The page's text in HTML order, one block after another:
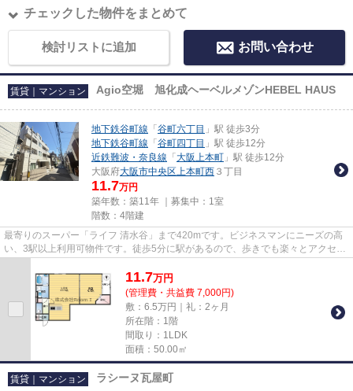
チェックした物件をまとめて
検討リストに追加 お問い合わせ
賃貸｜マンション Agio空堀 旭化成ヘーベルメゾンHEBEL HAUS
地下鉄谷町線 「 谷町六丁目 」駅 徒歩3分
地下鉄谷町線 「 谷町四丁目 」駅 徒歩12分
近鉄難波・奈良線 「 大阪上本町 」駅 徒歩12分
大阪府大阪市中央区上本町西 ３丁目
11.7万円
築年数：築11年 ｜募集中： 1室
階数：4階建
最寄りのスーパー「ライフ 清水谷」まで420mです。ビジネスマンにニーズの高
い、3駅以上利用可物件です。徒歩5分に駅があるので、歩きでも楽々とアクセス
11.7万円
(管理費・共益費 7,000円)
敷：6.5万円｜礼：2ヶ月
所在階：1階
間取り：1LDK
面積：50.00㎡
賃貸｜マンション ラシーヌ瓦屋町